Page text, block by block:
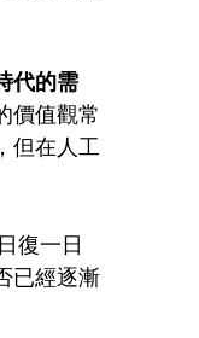
代的需
價值觀常
但在人工
復一日
已經逐漸